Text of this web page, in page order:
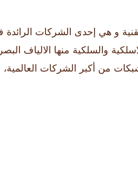
و هي إحدى الشركات
والسلكية منها الالياف
من أكبر الشركات